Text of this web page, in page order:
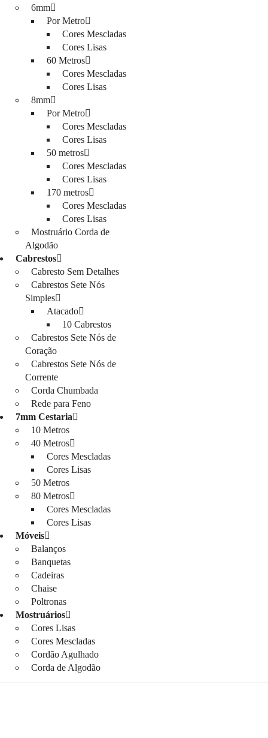
6mm
Por Metro
Cores Mescladas
Cores Lisas
60 Metros
Cores Mescladas
Cores Lisas
8mm
Por Metro
Cores Mescladas
Cores Lisas
50 metros
Cores Mescladas
Cores Lisas
170 metros
Cores Mescladas
Cores Lisas
Mostruário Corda de
Algodão
Cabrestos
Cabresto Sem Detalhes
Cabrestos Sete Nós
Simples
Atacado
10 Cabrestos
Cabrestos Sete Nós de
Coração
Cabrestos Sete Nós de
Corrente
Corda Chumbada
Rede para Feno
7mm Cestaria
10 Metros
40 Metros
Cores Mescladas
Cores Lisas
50 Metros
80 Metros
Cores Mescladas
Cores Lisas
Móveis
Balanços
Banquetas
Cadeiras
Chaise
Poltronas
Mostruários
Cores Lisas
Cores Mescladas
Cordão Agulhado
Corda de Algodão